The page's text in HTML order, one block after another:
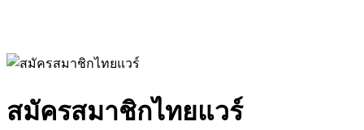
สมัครสมาชิกไทยแวร์